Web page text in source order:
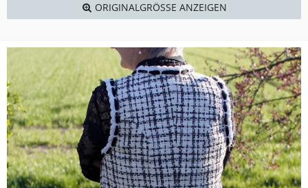
ORIGINALGRÖSSE ANZEIGEN